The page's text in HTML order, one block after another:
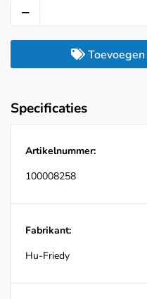
Specificaties
Artikelnummer:
100008258
Fabrikant:
Hu-Friedy